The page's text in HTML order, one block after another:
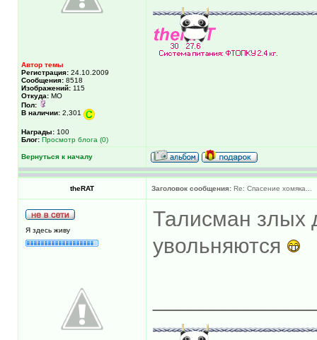
Автор темы
Регистрация: 24.10.2009
Сообщения: 8518
Изображений: 115
Откуда: МО
Пол:
В наличии: 2,301
Награды: 100
Блог: Просмотр блога (0)
Вернуться к началу
theRAT Заголовок сообщения: Re: Спасение хомяка...
Я здесь живу
Талисман злых
увольняются